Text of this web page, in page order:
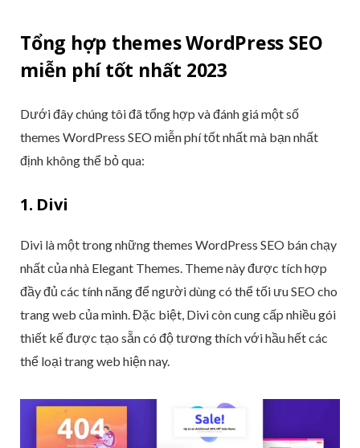
Tổng hợp themes WordPress SEO
miễn phí tốt nhất 2023
Dưới đây chúng tôi đã tổng hợp và đánh giá một số
themes WordPress SEO miễn phí tốt nhất mà bạn nhất
định không thể bỏ qua:
1. Divi
Divi là một trong những themes WordPress SEO bán chạy
nhất của nhà Elegant Themes. Theme này được tích hợp
đầy đủ các tính năng để người dùng có thể tối ưu SEO cho
trang web của mình. Đặc biệt, Divi còn cung cấp nhiều gói
thiết kế được tạo sẵn có độ tương thích với hầu hết các
thể loại trang web hiện nay.